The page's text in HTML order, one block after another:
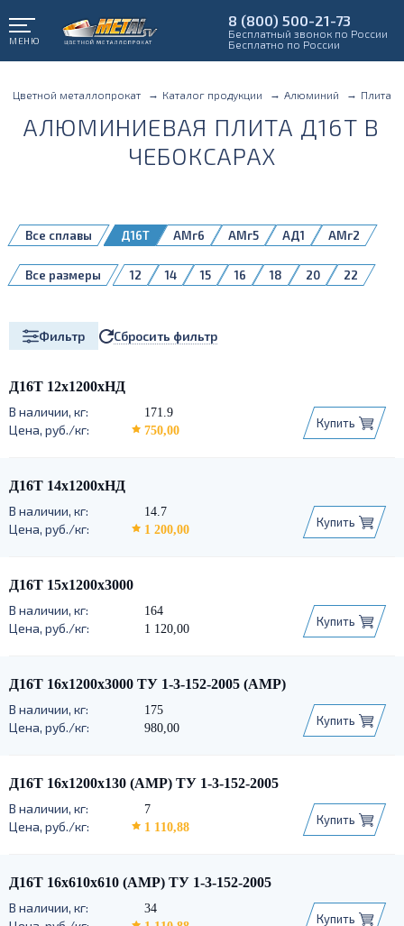
МЕНЮ
8 (800) 500-21-73
Бесплатный звонок по России
Бесплатно по России
Цветной металлопрокат Каталог продукции Алюминий Плита
АЛЮМИНИЕВАЯ ПЛИТА Д16Т В
ЧЕБОКСАРАХ
Д16Т АМг6 АМг5 АД1
АМг2
В95Б
Д16 Д16Б Д16ЧТ
1561
Все сплавы
12 14 15 16 18 20
22
75
80 85
Все размеры
Фильтр Сбросить фильтр
Д16Т 12х1200хНД
171.9
750,00
Купить
Д16Т 14х1200хНД
14.7
1 200,00
Купить
Д16Т 15х1200х3000
164
1 120,00
Купить
Д16Т 16х1200х3000 ТУ 1-3-152-2005 (АМР)
175
980,00
Купить
Д16Т 16х1200х130 (АМР) ТУ 1-3-152-2005
7
1 110,88
Купить
Д16Т 16х610х610 (АМР) ТУ 1-3-152-2005
34
Купить